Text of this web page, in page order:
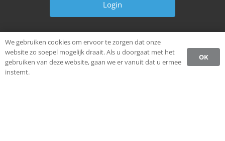
Wachtwoord vergeten?
We gebruiken cookies om ervoor te zorgen dat onze
website zo soepel mogelijk draait. Als u doorgaat met het
gebruiken van deze website, gaan we er vanuit dat u ermee
instemt.
OK